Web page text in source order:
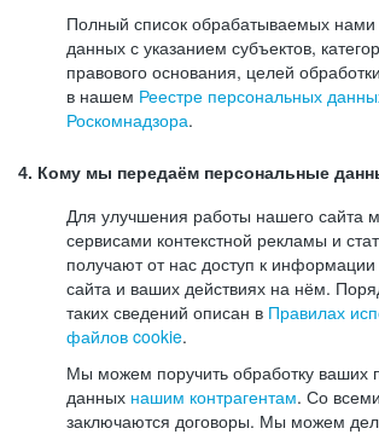
Полный список обрабатываемых
данных с указанием субъектов,
правового основания, целей
в нашем Реестре персональных
Роскомнадзора.
4. Кому мы передаём персональные
Для улучшения работы нашего сайта
сервисами контекстной рекламы и
получают от нас доступ к
сайта и ваших действиях на нём.
таких сведений описан в Правилах
файлов cookie.
Мы можем поручить обработку ваших
данных нашим контрагентам. Со
заключаются договоры. Мы можем